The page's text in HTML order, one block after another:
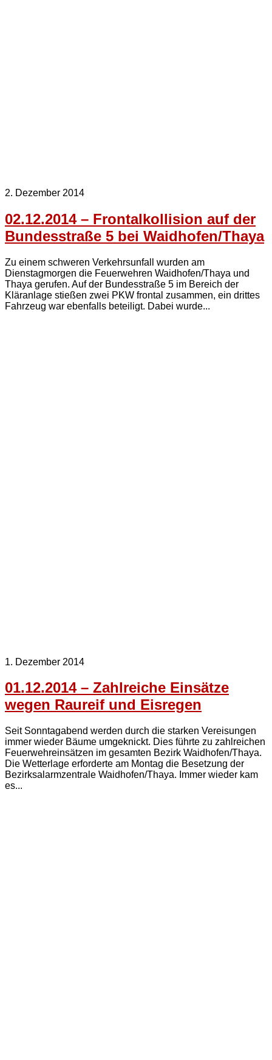
2. Dezember 2014
02.12.2014 – Frontalkollision auf der
Bundesstraße 5 bei Waidhofen/Thaya
Zu einem schweren Verkehrsunfall wurden am
Dienstagmorgen die Feuerwehren Waidhofen/Thaya und
Thaya gerufen. Auf der Bundesstraße 5 im Bereich der
Kläranlage stießen zwei PKW frontal zusammen, ein drittes
Fahrzeug war ebenfalls beteiligt. Dabei wurde...
1. Dezember 2014
01.12.2014 – Zahlreiche Einsätze
wegen Raureif und Eisregen
Seit Sonntagabend werden durch die starken Vereisungen
immer wieder Bäume umgeknickt. Dies führte zu zahlreichen
Feuerwehreinsätzen im gesamten Bezirk Waidhofen/Thaya.
Die Wetterlage erforderte am Montag die Besetzung der
Bezirksalarmzentrale Waidhofen/Thaya. Immer wieder kam
es...